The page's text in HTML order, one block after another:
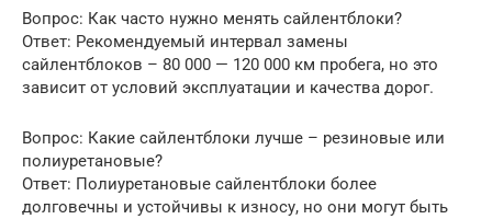
Вопрос: Как часто нужно менять сайлентблоки?
Ответ: Рекомендуемый интервал замены
сайлентблоков – 80 000 — 120 000 км пробега, но это
зависит от условий эксплуатации и качества дорог.
Вопрос: Какие сайлентблоки лучше – резиновые или
полиуретановые?
Ответ: Полиуретановые сайлентблоки более
долговечны и устойчивы к износу, но они могут быть